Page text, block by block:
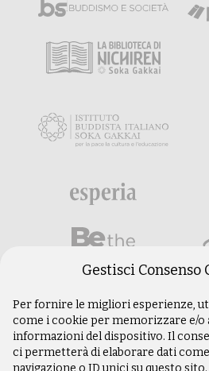
Gestisci Consenso
Per fornire le migliori esperienze,
come i cookie per memorizzare e/o
informazioni del dispositivo. Il
ci permetterà di elaborare dati
navigazione o ID unici su questo